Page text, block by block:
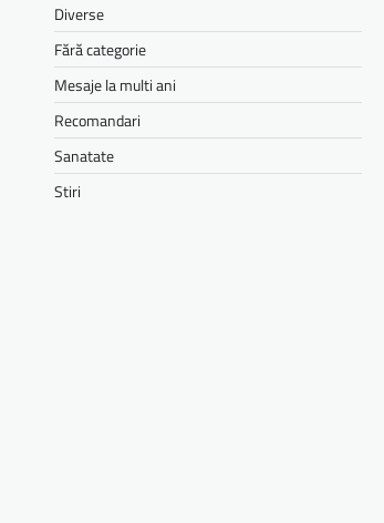
Diverse
Fără categorie
Mesaje la multi ani
Recomandari
Sanatate
Stiri